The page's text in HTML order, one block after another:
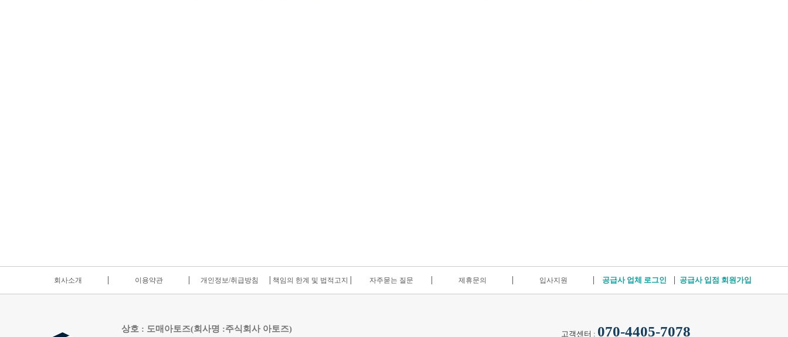
회사소개 이용약관 개인정보/취급방침 책임의 한계 및 법적고지 자주묻는 질문 제휴문의 입사지원 공급사 업체 로그인 공급사 입점 회원가입
상호 : 도매아토즈(회사명 :주식회사 아토즈)
고객센터 : 070-4405-7078